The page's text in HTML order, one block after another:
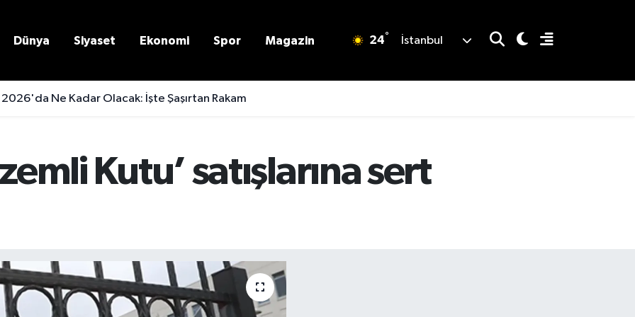
Dünya Siyaset Ekonomi Spor Magazin 24° İstanbul
Ne Kadar Olacak: İşte Şaşırtan Rakam
Kutu’ satışlarına sert